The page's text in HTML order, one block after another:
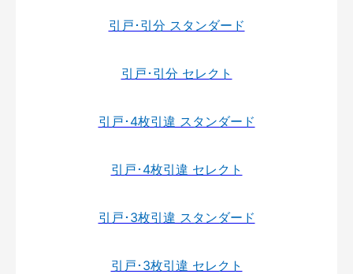
引戸･引分 スタンダード
引戸･引分 セレクト
引戸･4枚引違 スタンダード
引戸･4枚引違 セレクト
引戸･3枚引違 スタンダード
引戸･3枚引違 セレクト